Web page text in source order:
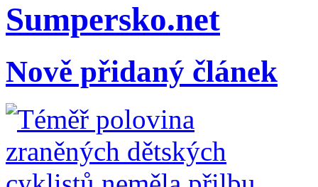
Sumpersko.net
Nově přidaný článek